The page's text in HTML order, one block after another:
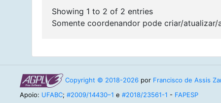
Showing 1 to 2 of 2 entries
Somente coordenandor pode criar/
Copyright © 2018-2026 por Francisco de Assis
Apoio: UFABC; #2009/14430–1 e #2018/23561-1 - FAPESP